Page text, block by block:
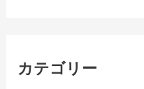
カテゴリー